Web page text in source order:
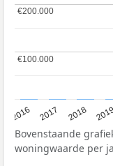
2016 2017 2018 2019
€100.000
€100.000
€200.000
€200.000
Bovenstaande
woningwaarde per